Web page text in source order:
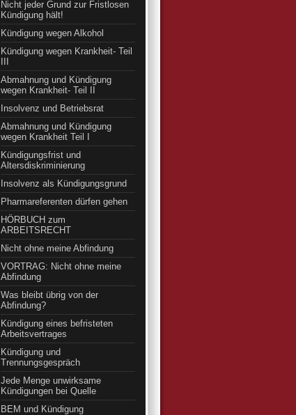
Nicht jeder Grund zur Fristlosen
Kündigung hält!
Kündigung wegen Alkohol
Kündigung wegen Krankheit- Teil
Abmahnung und Kündigung
wegen Krankheit- Teil II
Insolvenz und Betriebsrat
Abmahnung und Kündigung
wegen Krankheit Teil I
Kündigungsfrist und
Altersdiskriminierung
Insolvenz als Kündigungsgrund
Pharmareferenten dürfen gehen
HÖRBUCH zum
ARBEITSRECHT
Nicht ohne meine Abfindung
VORTRAG: Nicht ohne meine
Abfindung
Was bleibt übrig von der
Abfindung?
Kündigung eines befristeten
Arbeitsvertrages
Kündigung und
Trennungsgespräch
Jede Menge unwirksame
Kündigungen bei Quelle
BEM und Kündigung